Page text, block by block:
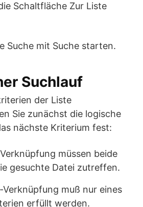
Schaltfläche Zur Liste
Suche mit Suche starten.
Suchlauf
der Liste
Sie zunächst die logische
nächste Kriterium fest:
müssen beide
gesuchte Datei zutreffen.
Verknüpfung muß nur eines
erfüllt werden.